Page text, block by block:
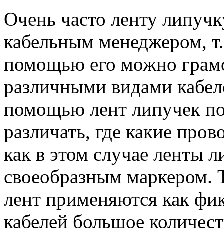
Очень часто ленту
кабельным менеджером,
помощью его можно
различными видами
помощью лент липучек
различать, где какие
как в этом случае ленты
своеобразным маркером.
лент применяются как
кабелей большое